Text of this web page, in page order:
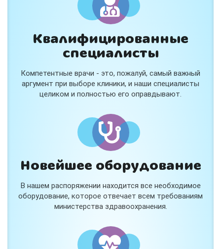
Квалифицированные
специалисты
Компетентные врачи - это, пожалуй, самый важный
аргумент при выборе клиники, и наши специалисты
целиком и полностью его оправдывают.
Новейшее оборудование
В нашем распоряжении находится все необходимое
оборудование, которое отвечает всем требованиям
министерства здравоохранения.
Консультация ортопеда +
тейпирование за 1 приём
Вас или вашего ребёнка беспокоят:
- боли в спине, шее, коленях или ногах?
- дискомфорт после спорта и нагрузок?
В «Медлэнд» принимает известный ортопед-
травматолог Шехмаметьев Али Зарефуллович
В прием входит:
✔️ Осмотр и консультация врача
✔️ Рекомендации по вашей ситуации
✔️Тейпирование
спортсменам и беременным женщинам.
Специальная цена — 3000 ₽.
и расскажем подробнее!